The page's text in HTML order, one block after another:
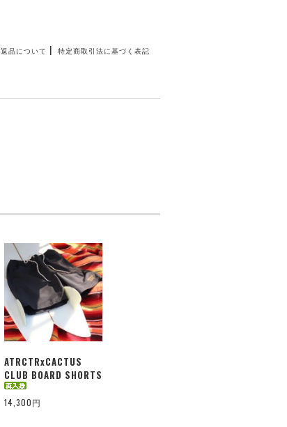
返品について | 特定商取引法に基づく表記
ATRCTRxCACTUS
CLUB BOARD SHORTS
14,300円